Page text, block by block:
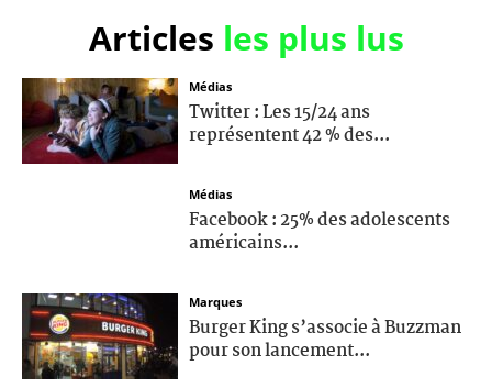
Articles les plus lus
Médias
Twitter : Les 15/24 ans
représentent 42 % des...
Médias
Facebook : 25% des adolescents
américains...
Marques
Burger King s’associe à Buzzman
pour son lancement...